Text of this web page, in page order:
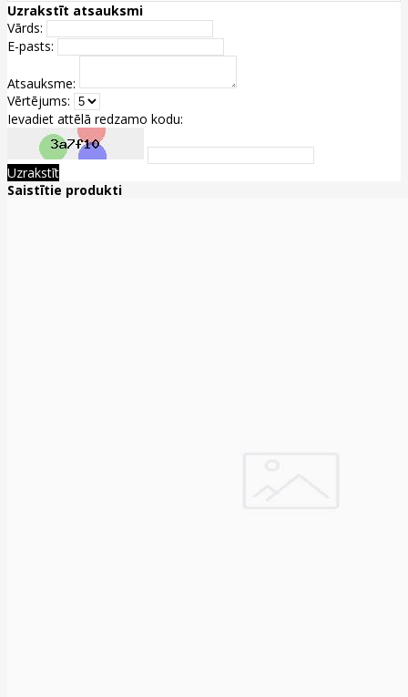
Uzrakstīt atsauksmi
Vārds:
E-pasts:
Atsauksme:
Vērtējums:
Ievadiet attēlā redzamo kodu:
Uzrakstīt
Saistītie produkti